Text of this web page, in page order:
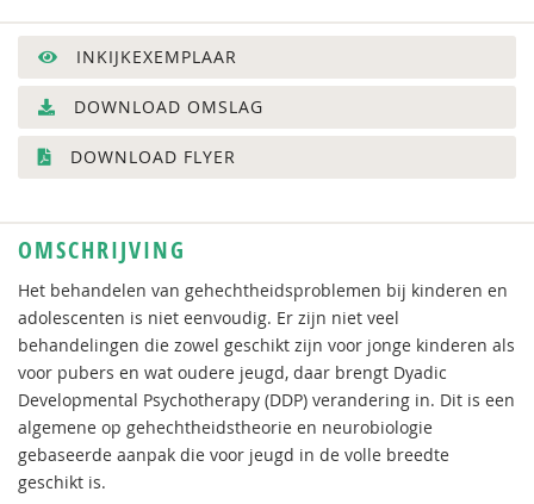
INKIJKEXEMPLAAR
DOWNLOAD OMSLAG
DOWNLOAD FLYER
OMSCHRIJVING
Het behandelen van gehechtheidsproblemen bij kinderen en
adolescenten is niet eenvoudig. Er zijn niet veel
behandelingen die zowel geschikt zijn voor jonge kinderen als
voor pubers en wat oudere jeugd, daar brengt Dyadic
Developmental Psychotherapy (DDP) verandering in. Dit is een
algemene op gehechtheidstheorie en neurobiologie
gebaseerde aanpak die voor jeugd in de volle breedte
geschikt is.